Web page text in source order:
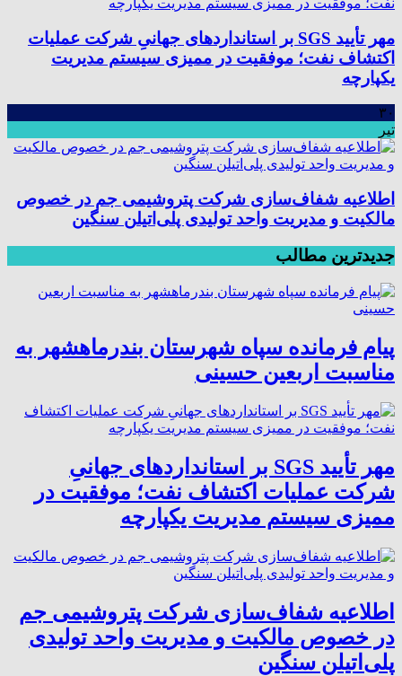
مهر تأیید SGS بر استانداردهای جهانیِ شرکت عملیات
اکتشاف نفت؛ موفقیت در ممیزی سیستم مدیریت
یکپارچه
۳۰
تیر
اطلاعیه شفاف‌سازی شرکت پتروشیمی جم در خصوص
مالکیت و مدیریت واحد تولیدی پلی‌اتیلن سنگین
جدیدترین مطالب
پیام فرمانده سپاه شهرستان بندرماهشهر به
مناسبت اربعین حسینی
مهر تأیید SGS بر استانداردهای جهانیِ
شرکت عملیات اکتشاف نفت؛ موفقیت در
ممیزی سیستم مدیریت یکپارچه
اطلاعیه شفاف‌سازی شرکت پتروشیمی جم
در خصوص مالکیت و مدیریت واحد تولیدی
پلی‌اتیلن سنگین